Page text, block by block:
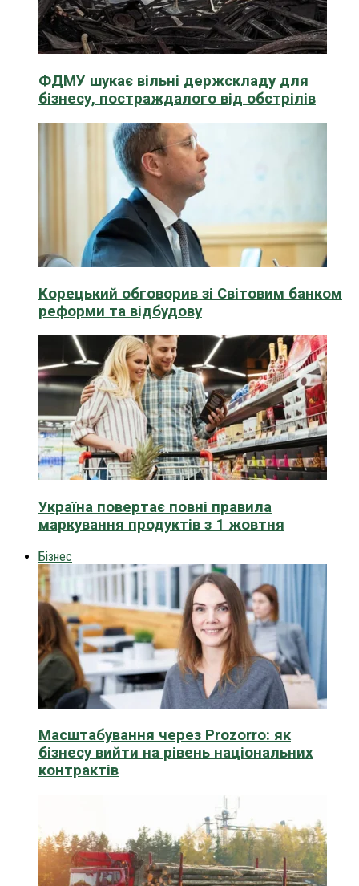
ФДМУ шукає вільні держскладу для
бізнесу, постраждалого від обстрілів
Корецький обговорив зі Світовим банком
реформи та відбудову
Україна повертає повні правила
маркування продуктів з 1 жовтня
Бізнес
Масштабування через Prozorro: як
бізнесу вийти на рівень національних
контрактів